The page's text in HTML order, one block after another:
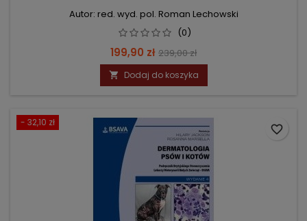
Autor: red. wyd. pol. Roman Lechowski
(0)
Cena
199,90 zł Cena
podstawowa
239,00 zł
 Dodaj do koszyka
- 32,10 zł
favorite_border